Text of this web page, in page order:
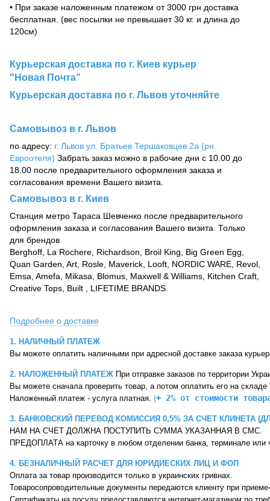
• При заказе наложенным платежом от 3000 грн доставка
бесплатная. (вес посылки не превышает 30 кг. и длина до
120см)
Курьерская доставка по г. Киев курьер
"Новая Почта"
Курьерская доставка по г. Львов уточняйте
Самовывоз в г. Львов
по адресу: г. Львов ул. Братьев Тершаковцев 2а (рн.
Евроотеля) Забрать заказ можно в рабочие дни с 10.00 до
18.00 после предварительного оформления заказа и
согласования времени Вашего визита.
Самовывоз в г. Киев
Станция метро Тараса Шевченко после предварительного
оформления заказа и согласования Вашего визита. Только
для брендов
Berghoff, La Rochere, Richardson, Broil King, Big Green Egg,
Quan Garden, Art, Rosle, Maverick, Looft, NORDIC WARE, Revol,
Emsa, Amefa, Mikasa, Blomus, Maxwell & Williams, Kitchen Craft,
Creative Tops, Built , LIFETIME BRANDS.
Подробнее о доставке
1. НАЛИЧНЫЙ ПЛАТЕЖ
Вы можете оплатить наличными при адресной доставке заказа
2. НАЛОЖЕННЫЙ ПЛАТЕЖ При отправке заказов по территории
Вы можете сначала проверить товар, а потом оплатить его на
Наложенный платеж - услуга платная. (+ 2% от стоимости
3. БАНКОВСКИЙ ПЕРЕВОД КОМИССИЯ 0,5% ЗА СЧЕТ КЛИНЕТА
НАМ НА СЧЕТ ДОЛЖНА ПОСТУПИТЬ СУММА УКАЗАННАЯ В СМС.
ПРЕДОПЛАТА на карточку в любом отделении банка, терминале или
4. БЕЗНАЛИЧНЫЙ РАСЧЕТ ДЛЯ ЮРИДИЕСКИХ ЛИЦ И ФОП